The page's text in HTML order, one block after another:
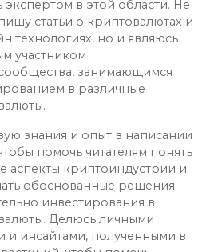
экспертом в этой области. Не
статьи о криптовалютах и
технологиях, но и являюсь
участником
занимающимся
в различные
знания и опыт в написании
помочь читателям понять
аспекты криптоиндустрии и
обоснованные решения
инвестирования в
Делюсь личными
и инсайтами, полученными в